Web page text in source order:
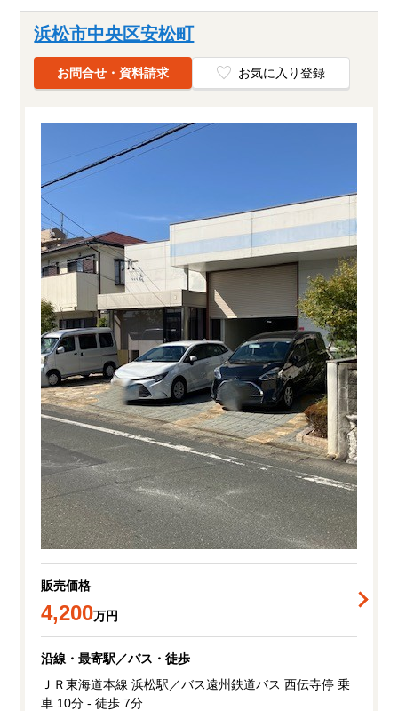
浜松市中央区安松町
お問合せ・資料請求 お気に入り登録
販売価格
4,200万円
沿線・最寄駅／バス・徒歩
ＪＲ東海道本線 浜松駅／バス遠州鉄道バス 西伝寺停 乗
車 10分 - 徒歩 7分